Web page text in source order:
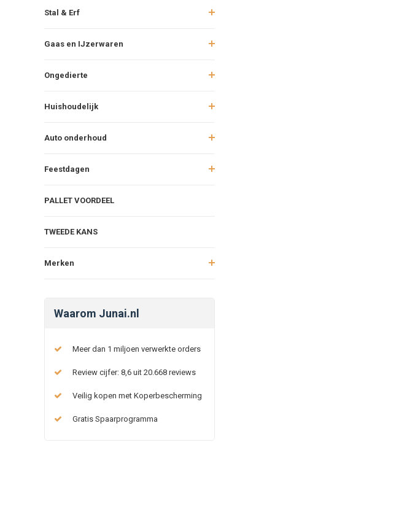
Stal & Erf
Gaas en IJzerwaren
Ongedierte
Huishoudelijk
Auto onderhoud
Feestdagen
PALLET VOORDEEL
TWEEDE KANS
Merken
Waarom Junai.nl
Meer dan 1 miljoen verwerkte orders
Review cijfer: 8,6 uit 20.668 reviews
Veilig kopen met Koperbescherming
Gratis Spaarprogramma